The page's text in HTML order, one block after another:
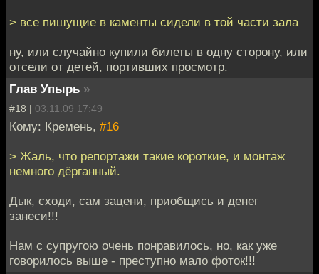
> все пишущие в каменты сидели в той части зала
ну, или случайно купили билеты в одну сторону, или
отсели от детей, портивших просмотр.
Глав Упырь »
#18 | 03.11.09 17:49
Кому: Кремень, #16
> Жаль, что репортажи такие короткие, и монтаж
немного дёрганный.
Дык, сходи, сам зацени, приобщись и денег
занеси!!!
Нам с супругою очень понравилось, но, как уже
говорилось выше - преступно мало фоток!!!